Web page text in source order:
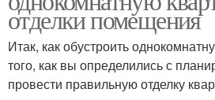
отделки помещения
Итак, как обустроить
того, как вы определились с
провести правильную отделку